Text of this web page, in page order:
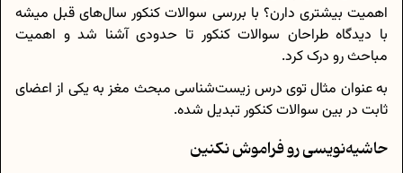
اهمیت بیشتری دارن؟ با بررسی سوالات کنکور سال‌های قبل میشه
با دیدگاه طراحان سوالات کنکور تا حدودی آشنا شد و اهمیت
مباحث رو درک کرد.
به عنوان مثال توی درس زیست‌شناسی مبحث مغز به یکی از اعضای
ثابت در بین سوالات کنکور تبدیل شده.
حاشیه‌نویسی رو فراموش نکنین